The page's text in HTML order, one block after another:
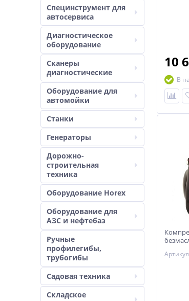
Специнструмент для
автосервиса
Диагностическое
оборудование
Сканеры
диагностические
Оборудование для
автомойки
Станки
Генераторы
Дорожно-
строительная
техника
Оборудование Horex
Оборудование для
АЗС и нефтебаз
Ручные
профилегибы,
трубогибы
Садовая техника
Складское
10
В
180 л/